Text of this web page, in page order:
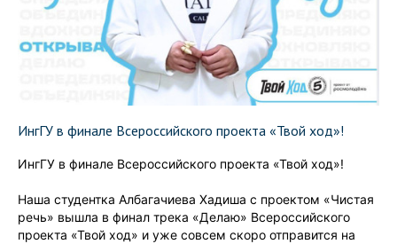
ИнгГУ в финале Всероссийского проекта «Твой ход»!
ИнгГУ в финале Всероссийского проекта «Твой ход»!
Наша студентка Албагачиева Хадиша с проектом «Чистая
речь» вышла в финал трека «Делаю» Всероссийского
проекта «Твой ход» и уже совсем скоро отправится на